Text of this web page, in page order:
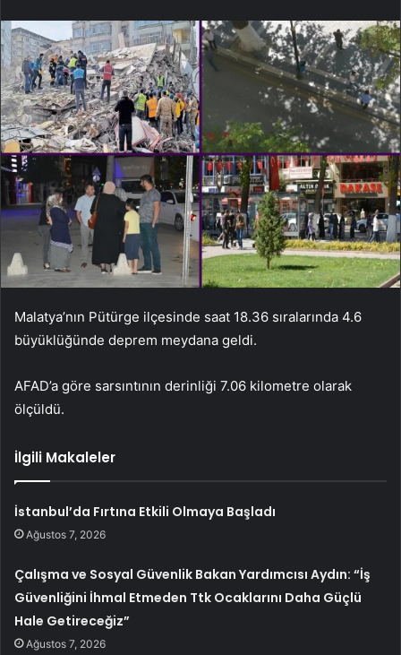
Malatya’nın Pütürge ilçesinde saat 18.36 sıralarında 4.6
büyüklüğünde deprem meydana geldi.
AFAD’a göre sarsıntının derinliği 7.06 kilometre olarak
ölçüldü.
İlgili Makaleler
İstanbul’da Fırtına Etkili Olmaya Başladı
Ağustos 7, 2026
Çalışma ve Sosyal Güvenlik Bakan Yardımcısı Aydın: “İş
Güvenliğini İhmal Etmeden Ttk Ocaklarını Daha Güçlü
Hale Getireceğiz”
Ağustos 7, 2026